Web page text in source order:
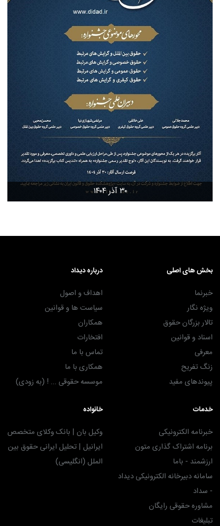
۳۰ آذر ۱۴۰۴
بخش های اصلی
خبرنما
ویژه نگار
تالار بزرگان حقوق
اسناد و قوانین
معرفی
زنگ تفریح
پیوندهای مفید
درباره دیداد
اهداف و اصول
سیاست ها و قوانین
همکاران
افتخارات
تماس با ما
همکاری با ما
موسسه حقوقی ... ! (به زودی)
خدمات
خبرنامه الکترونیکی
برنامه اشتراک گذاری متون
ارزشمند - باما
سامانه دبیرخانه الکترونیکی دیداد
- سداد
مشاوره حقوقی رایگان
تبلیغات
خانواده
وکیل بان | بانک وکلای متخصص
ایرانیل | تحلیل ایرانی حقوق بین
الملل (انگلیسی)